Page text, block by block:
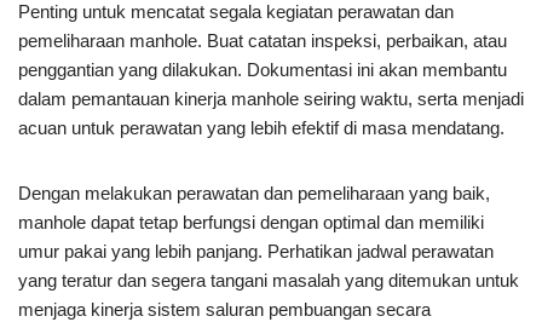
Penting untuk mencatat segala kegiatan perawatan dan
pemeliharaan manhole. Buat catatan inspeksi, perbaikan, atau
penggantian yang dilakukan. Dokumentasi ini akan membantu
dalam pemantauan kinerja manhole seiring waktu, serta menjadi
acuan untuk perawatan yang lebih efektif di masa mendatang.
Dengan melakukan perawatan dan pemeliharaan yang baik,
manhole dapat tetap berfungsi dengan optimal dan memiliki
umur pakai yang lebih panjang. Perhatikan jadwal perawatan
yang teratur dan segera tangani masalah yang ditemukan untuk
menjaga kinerja sistem saluran pembuangan secara